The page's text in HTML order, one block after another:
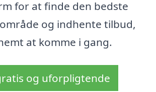
for at finde den bedste
og indhente tilbud,
at komme i gang.
og uforpligtende